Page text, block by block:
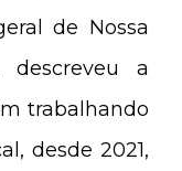
de Nossa
descreveu a
trabalhando
desde 2021,